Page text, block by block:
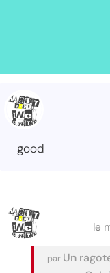
good
le
par Un